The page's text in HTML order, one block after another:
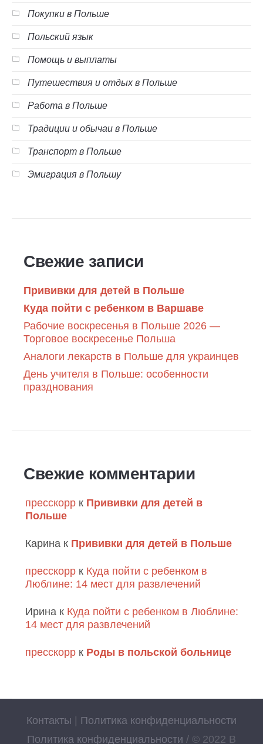
Покупки в Польше
Польский язык
Помощь и выплаты
Путешествия и отдых в Польше
Работа в Польше
Традиции и обычаи в Польше
Транспорт в Польше
Эмиграция в Польшу
Свежие записи
Прививки для детей в Польше
Куда пойти с ребенком в Варшаве
Рабочие воскресенья в Польше 2026 —
Торговое воскресенье Польша
Аналоги лекарств в Польше для украинцев
День учителя в Польше: особенности
празднования
Свежие комментарии
пресскорр к Прививки для детей в
Польше
Карина к Прививки для детей в Польше
пресскорр к Куда пойти с ребенком в
Люблине: 14 мест для развлечений
Ирина к Куда пойти с ребенком в Люблине:
14 мест для развлечений
пресскорр к Роды в польской больнице
Контакты | Политика конфиденциальности
Политика конфиденциальности / © 2022 В